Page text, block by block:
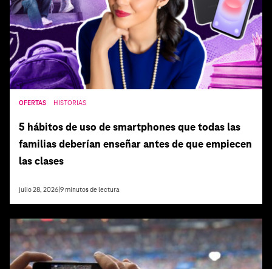
OFERTAS HISTORIAS
5 hábitos de uso de smartphones que todas las
familias deberían enseñar antes de que empiecen
las clases
julio 28, 2026 9 minutos de lectura